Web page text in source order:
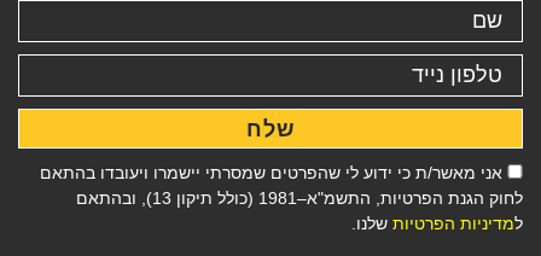
אני מאשר/ת כי ידוע לי שהפרטים שמסרתי יישמרו ויעובדו בהתאם
לחוק הגנת הפרטיות, התשמ"א–1981 (כולל תיקון 13), ובהתאם
למדיניות הפרטיות שלנו.
שלח